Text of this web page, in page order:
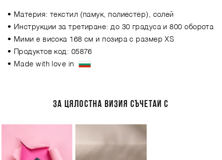
• Материя: текстил (памук, полиестер), солей
• Инструкции за третиране: до 30 градуса и 800 оборота
• Мими е висока 168 см и позира с размер XS
• Продуктов код: 05876
• Made with love in
ЗА ЦЯЛОСТНА ВИЗИЯ СЪЧЕТАЙ С